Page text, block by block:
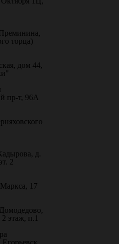
торца)
дом 44,
пр-т, 96А
д.
2
17
этаж, п.1